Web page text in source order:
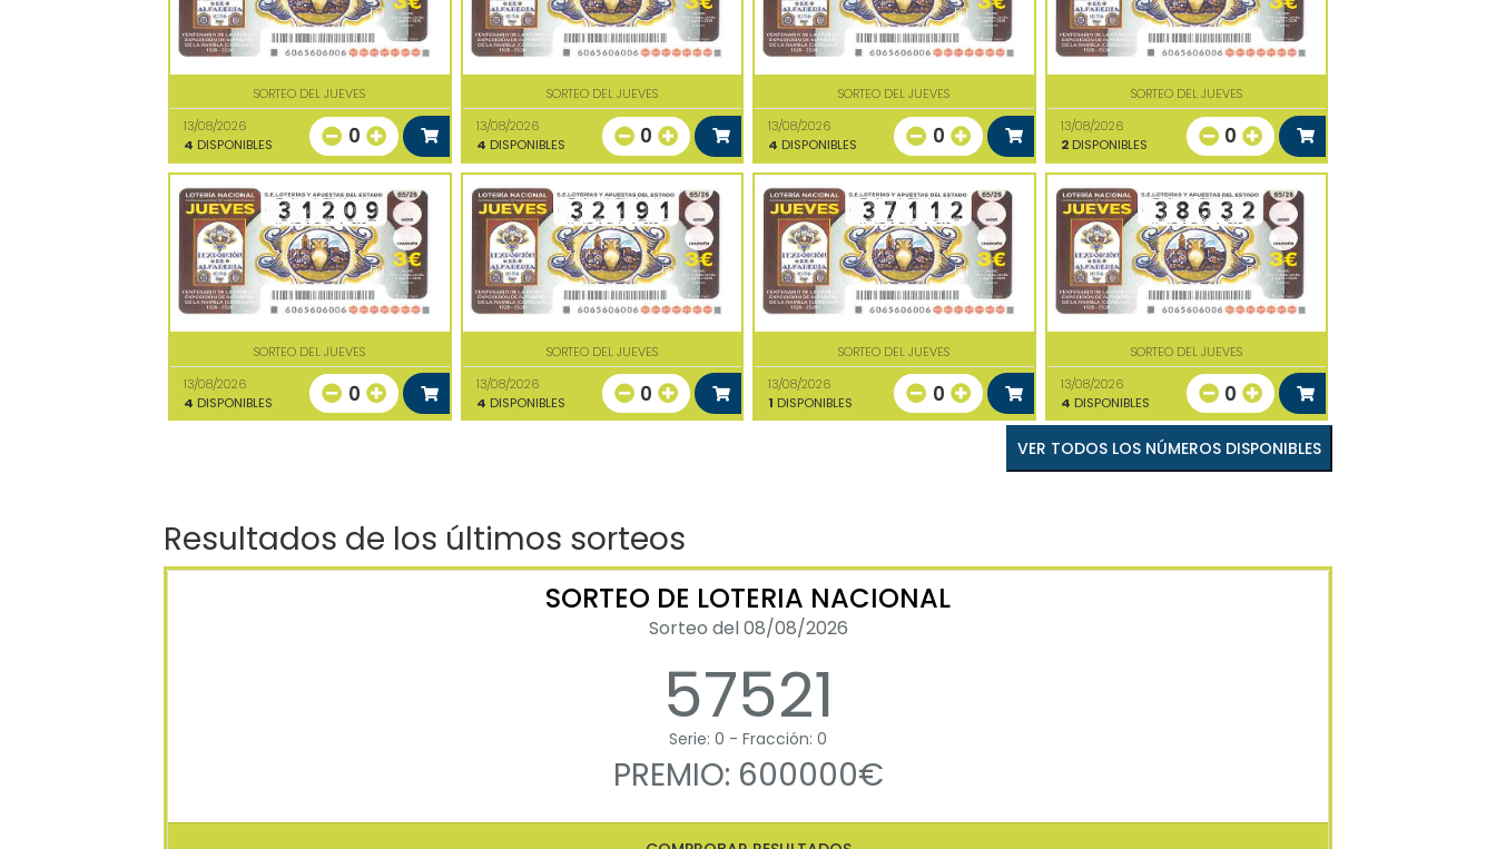
SORTEO DEL JUEVES
13/08/2026
4 DISPONIBLES 0
SORTEO DEL JUEVES
13/08/2026
4 DISPONIBLES 0
SORTEO DEL JUEVES
13/08/2026
4 DISPONIBLES 0
SORTEO DEL JUEVES
13/08/2026
2DISPONIBLES 0
SORTEO DEL JUEVES
13/08/2026
4 DISPONIBLES 0
SORTEO DEL JUEVES
13/08/2026
4 DISPONIBLES 0
SORTEO DEL JUEVES
13/08/2026
1 DISPONIBLES 0
SORTEO DEL JUEVES
13/08/2026
4 DISPONIBLES 0
VER TODOS LOS NÚMEROS DISPONIBLES
Resultados de los últimos sorteos
SORTEO DE LOTERIA NACIONAL
Sorteo del 08/08/2026
57521
Serie: 0 - Fracción: 0
PREMIO: 600000€